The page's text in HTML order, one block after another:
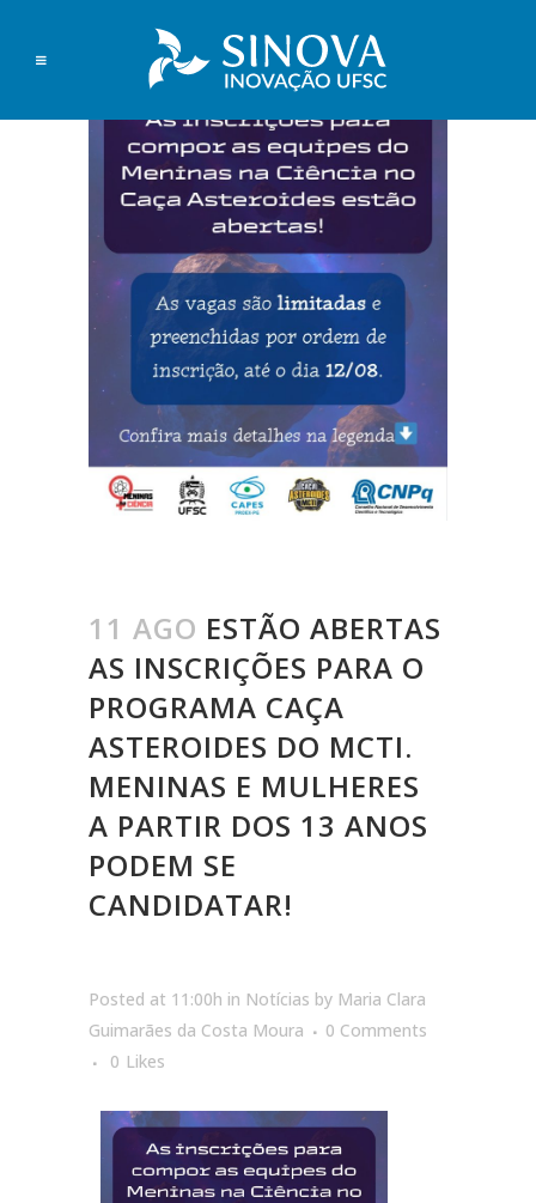
11 AGO ESTÃO ABERTAS
AS INSCRIÇÕES PARA O
PROGRAMA CAÇA
ASTEROIDES DO MCTI.
MENINAS E MULHERES
A PARTIR DOS 13 ANOS
PODEM SE
CANDIDATAR!
Posted at 11:00h in Notícias by Maria Clara
Guimarães da Costa Moura
0 Comments
0 Likes